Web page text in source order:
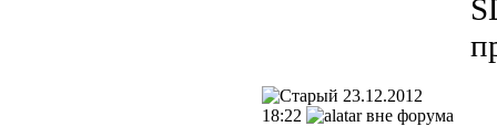
23.12.2012
18:22